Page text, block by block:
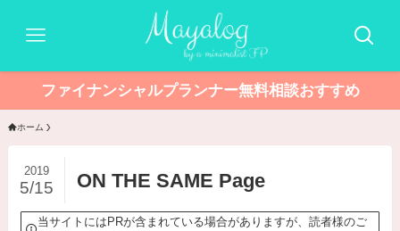
ファイナンシャルプランナー無料相談おすすめ
ホーム
ON THE SAME Page
2019
5/15
当サイトにはPRが含まれている場合がありますが、読者様のご